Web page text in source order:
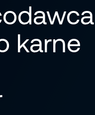
karne